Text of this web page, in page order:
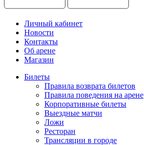
Личный кабинет
Новости
Контакты
Об арене
Магазин
Билеты
Правила возврата билетов
Правила поведения на арене
Корпоративные билеты
Выездные матчи
Ложи
Ресторан
Трансляции в городе